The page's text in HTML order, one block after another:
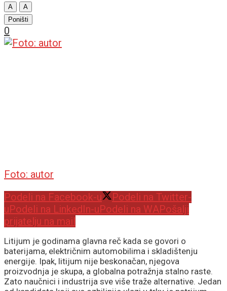
A
A
Poništi
0
Foto: autor
Podeli na Facebook-u
Podeli na Twitter-
uPodeli na LinkedIn-uPodeli na WAPošalji
prijatelju na mail
Litijum je godinama glavna reč kada se govori o
baterijama, električnim automobilima i skladištenju
energije. Ipak, litijum nije beskonačan, njegova
proizvodnja je skupa, a globalna potražnja stalno raste.
Zato naučnici i industrija sve više traže alternative. Jedan